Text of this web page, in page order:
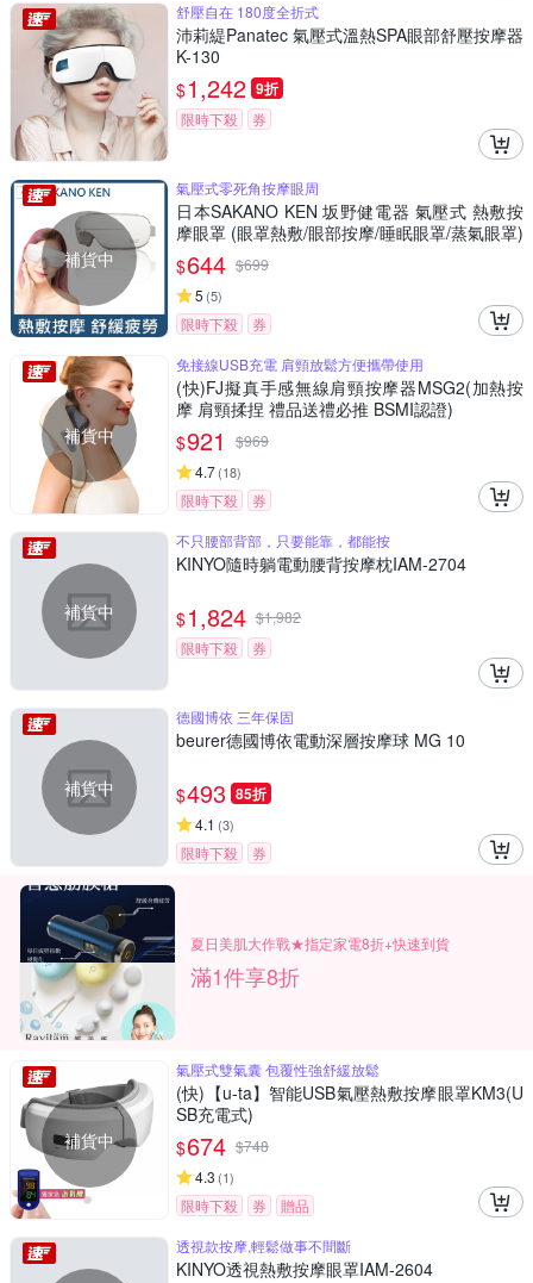
舒壓自在 180度全折式
沛莉緹Panatec 氣壓式溫熱SPA眼部舒壓按摩器
K-130
$1,242 9折
限時下殺 券
補貨中
氣壓式零死角按摩眼周
日本SAKANO KEN 坂野健電器 氣壓式 熱敷按
摩眼罩 (眼罩熱敷/眼部按摩/睡眠眼罩/蒸氣眼罩)
$644 $699
5 (5)
限時下殺 券
補貨中
免接線USB充電 肩頸放鬆方便攜帶使用
(快)FJ擬真手感無線肩頸按摩器MSG2(加熱按
摩 肩頸揉捏 禮品送禮必推 BSMI認證)
$921 $969
4.7(18)
限時下殺 券
補貨中
不只腰部背部，只要能靠，都能按
KINYO隨時躺電動腰背按摩枕IAM-2704
$1,824 $1,982
限時下殺
券
補貨中
德國博依 三年保固
beurer德國博依電動深層按摩球 MG 10
$493 85折
4.1 (3)
限時下殺 券
夏日美肌大作戰★指定家電8折+快速到貨
滿1件享8折
補貨中
氣壓式雙氣囊 包覆性強舒緩放鬆
(快)【u-ta】智能USB氣壓熱敷按摩眼罩KM3(U
SB充電式)
$674 $748
4.3 (1)
限時下殺 券 贈品
透視款按摩,輕鬆做事不間斷
KINYO透視熱敷按摩眼罩IAM-2604